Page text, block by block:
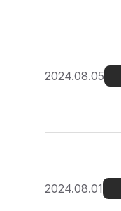
2024.08.05
2024.08.01